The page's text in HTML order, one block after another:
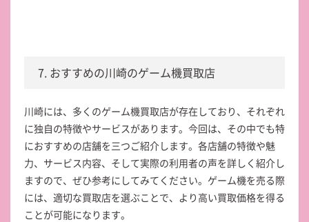
7. おすすめの川崎のゲーム機買取店
川崎には、多くのゲーム機買取店が存在しており、それぞれ
に独自の特徴やサービスがあります。今回は、その中でも特
におすすめの店舗を三つご紹介します。各店舗の特徴や魅
力、サービス内容、そして実際の利用者の声を詳しく紹介し
ますので、ぜひ参考にしてみてください。ゲーム機を売る際
には、適切な買取店を選ぶことで、より高い買取価格を得る
ことが可能になります。